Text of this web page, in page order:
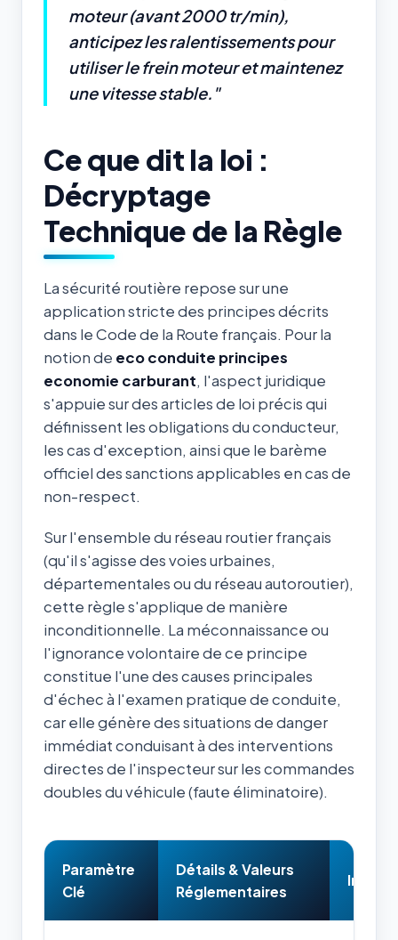
moteur (avant 2000 tr/min),
anticipez les ralentissements pour
utiliser le frein moteur et maintenez
une vitesse stable."
Ce que dit la loi :
Décryptage
Technique de la Règle
La sécurité routière repose sur une
application stricte des principes décrits
dans le Code de la Route français. Pour la
notion de eco conduite principes
economie carburant, l'aspect juridique
s'appuie sur des articles de loi précis qui
définissent les obligations du conducteur,
les cas d'exception, ainsi que le barème
officiel des sanctions applicables en cas de
non-respect.
Sur l'ensemble du réseau routier français
(qu'il s'agisse des voies urbaines,
départementales ou du réseau autoroutier),
cette règle s'applique de manière
inconditionnelle. La méconnaissance ou
l'ignorance volontaire de ce principe
constitue l'une des causes principales
d'échec à l'examen pratique de conduite,
car elle génère des situations de danger
immédiat conduisant à des interventions
directes de l'inspecteur sur les commandes
doubles du véhicule (faute éliminatoire).
Paramètre
Clé
Détails & Valeurs
Réglementaires
Impact